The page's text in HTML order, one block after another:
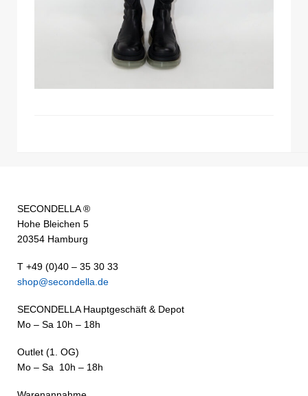
SECONDELLA ®
Hohe Bleichen 5
20354 Hamburg
T +49 (0)40 – 35 30 33
shop@secondella.de
SECONDELLA Hauptgeschäft & Depot
Mo – Sa 10h – 18h
Outlet (1. OG)
Mo – Sa 10h – 18h